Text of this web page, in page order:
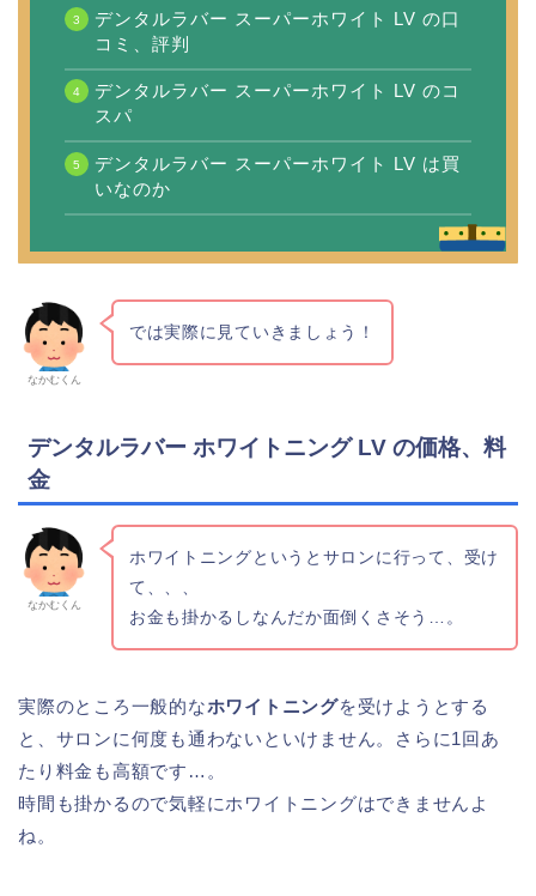
デンタルラバー スーパーホワイト LV の口
コミ、評判
デンタルラバー スーパーホワイト LV のコ
スパ
デンタルラバー スーパーホワイト LV は買
いなのか
なかむくん
では実際に見ていきましょう！
デンタルラバー ホワイトニング LV の価格、料
金
なかむくん
ホワイトニングというとサロンに行って、受け
て、、、
お金も掛かるしなんだか面倒くさそう…。
実際のところ一般的なホワイトニングを受けようとする
と、サロンに何度も通わないといけません。さらに1回あ
たり料金も高額です…。
時間も掛かるので気軽にホワイトニングはできませんよ
ね。